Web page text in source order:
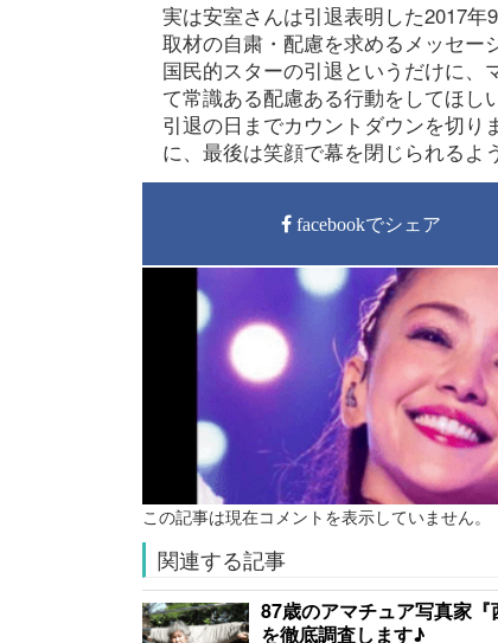
実は安室さんは引退表明した2017
取材の自粛・配慮を求めるメッセー
国民的スターの引退というだけに、
て常識ある配慮ある行動をしてほし
引退の日までカウントダウンを切り
に、最後は笑顔で幕を閉じられるよ
facebookでシェア
この記事は現在コメントを表示していません。
関連する記事
87歳のアマチュア写真家
を徹底調査します♪